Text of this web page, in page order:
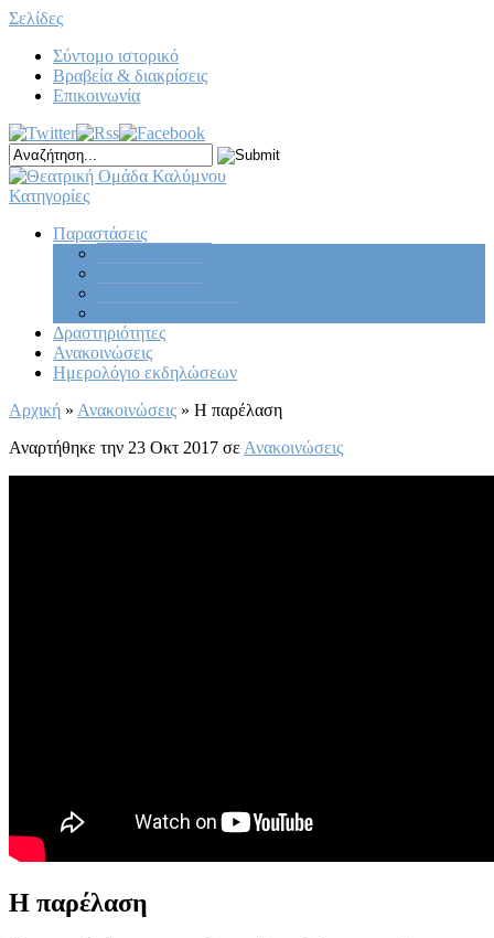
Σελίδες
Σύντομο ιστορικό
Βραβεία & διακρίσεις
Επικοινωνία
Κατηγορίες
Παραστάσεις
Δραστηριότητες
Ανακοινώσεις
Ημερολόγιο εκδηλώσεων
Αρχική » Ανακοινώσεις » Η παρέλαση
Αναρτήθηκε την 23 Οκτ 2017 σε Ανακοινώσεις
Η παρέλαση